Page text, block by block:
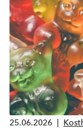
25.06.2026